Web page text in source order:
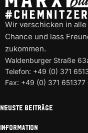
Wir verschicken in
Chance und lass
zukommen.
Waldenburger Straße
Telefon: +49 (0) 371
Fax: +49 (0) 371 651377
NEUSTE BEITRÄGE
INFORMATION